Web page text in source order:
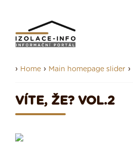
› Home › Main homepage slider ›
VÍTE, ŽE? VOL.2